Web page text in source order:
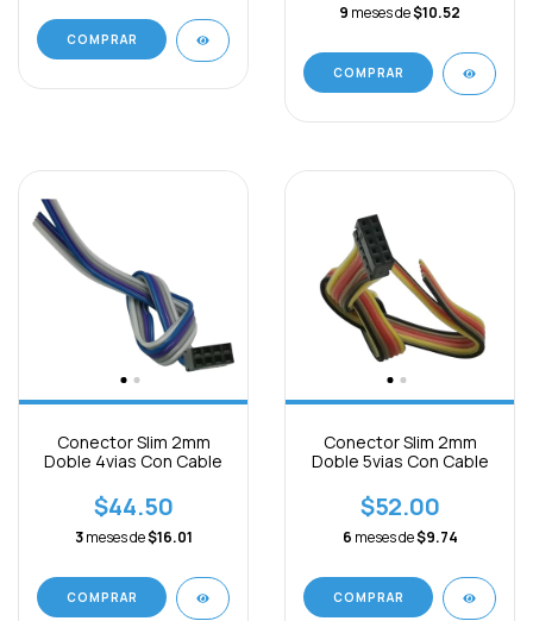
9 meses de$10.52
Conector Slim 2mm
Doble 4vias Con Cable
$44.50
3 meses de$16.01
Conector Slim 2mm
Doble 5vias Con Cable
$52.00
6 meses de$9.74